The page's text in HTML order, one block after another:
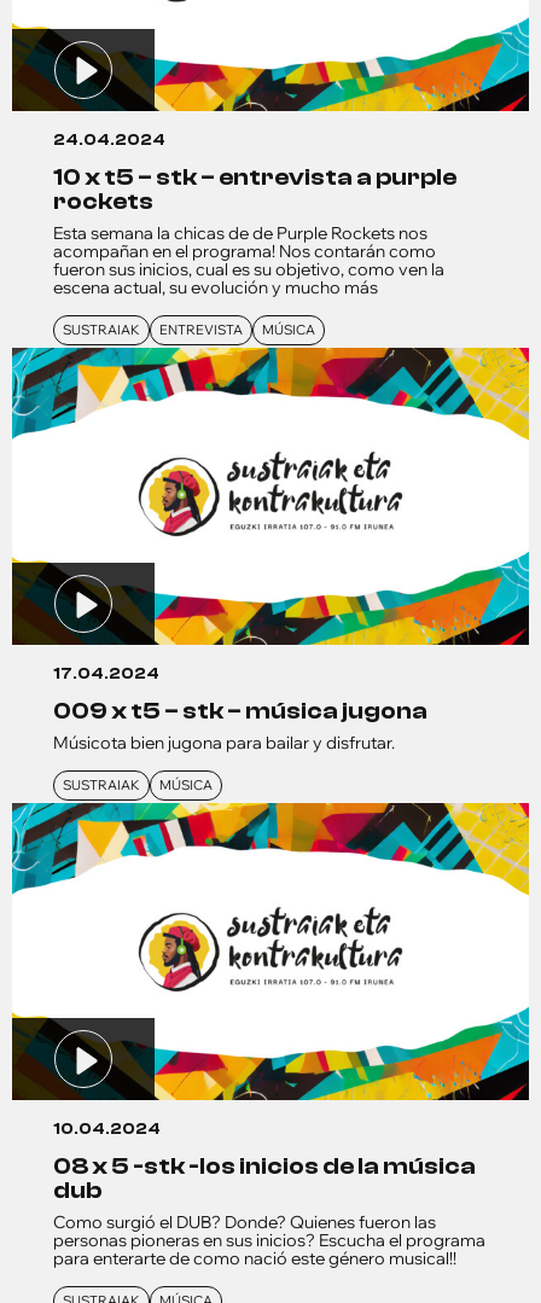
24.04.2024
10 x t5 – stk – entrevista a purple
rockets
Esta semana la chicas de de Purple Rockets nos
acompañan en el programa! Nos contarán como
fueron sus inicios, cual es su objetivo, como ven la
escena actual, su evolución y mucho más
SUSTRAIAK ENTREVISTA MÚSICA
17.04.2024
009 x t5 – stk – música jugona
Músicota bien jugona para bailar y disfrutar.
SUSTRAIAK MÚSICA
10.04.2024
08 x 5 -stk -los inicios de la música
dub
Como surgió el DUB? Donde? Quienes fueron las
personas pioneras en sus inicios? Escucha el programa
para enterarte de como nació este género musical!!